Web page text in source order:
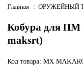
Главная ОРУЖЕЙНЫЙ
Кобура для ПМ
maksrt)
Код товара: MX